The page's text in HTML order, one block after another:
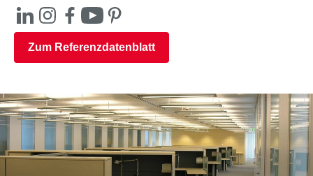
Zum Referenzdatenblatt